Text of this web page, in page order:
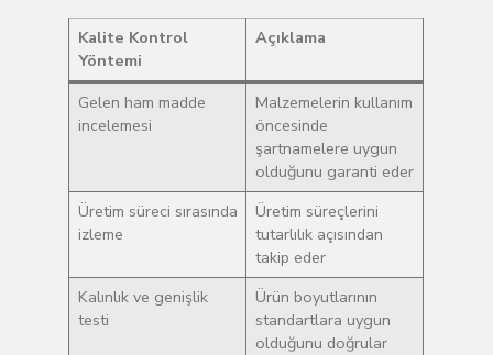
Kalite Kontrol
Yöntemi
Açıklama
Gelen ham madde
incelemesi
Malzemelerin kullanım
öncesinde
şartnamelere uygun
olduğunu garanti eder
Üretim süreci sırasında
izleme
Üretim süreçlerini
tutarlılık açısından
takip eder
Kalınlık ve genişlik
testi
Ürün boyutlarının
standartlara uygun
olduğunu doğrular